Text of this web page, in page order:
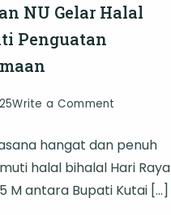
NU Gelar Halal
Penguatan
Write a Comment
Kukar
dan
NU
hangat dan penuh
halal bihalal Hari Raya
M antara Bupati Kutai […]